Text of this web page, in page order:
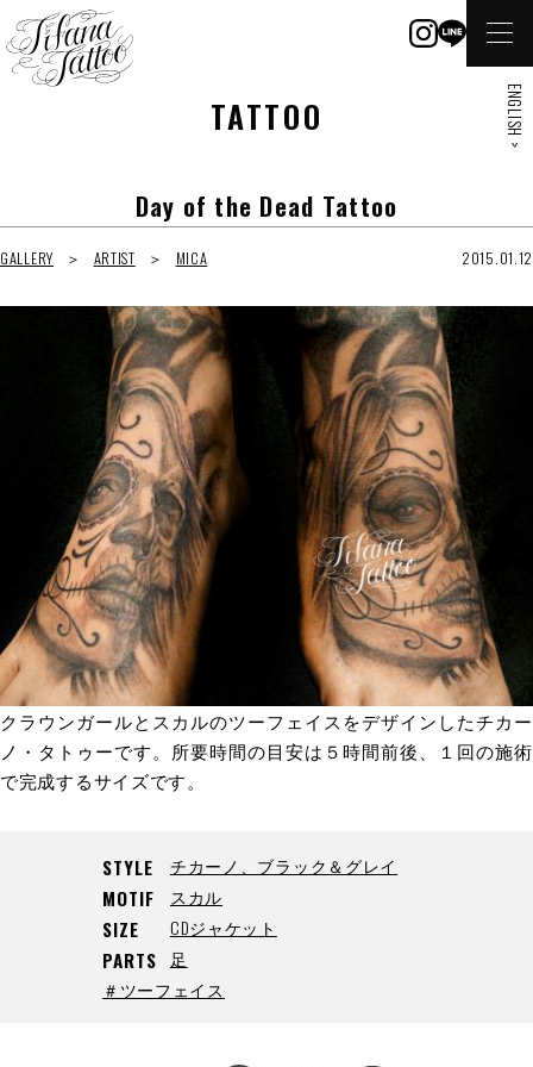
TATTOO
Day of the Dead Tattoo
GALLERY ARTIST MICA 2015.01.12
クラウンガールとスカルのツーフェイスをデザインしたチカー
ノ・タトゥーです。所要時間の目安は５時間前後、１回の施術
で完成するサイズです。
STYLE チカーノ、ブラック＆グレイ
MOTIF スカル
SIZE CDジャケット
PARTS
足
＃ツーフェイス
ENGLISH >